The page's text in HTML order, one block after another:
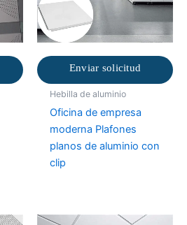
Enviar solicitud
Hebilla de aluminio
Oficina de empresa
moderna Plafones
planos de aluminio con
clip